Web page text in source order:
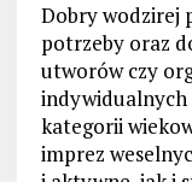
Dobry wodzirej
potrzeby oraz
utworów czy
kategorii
imprez